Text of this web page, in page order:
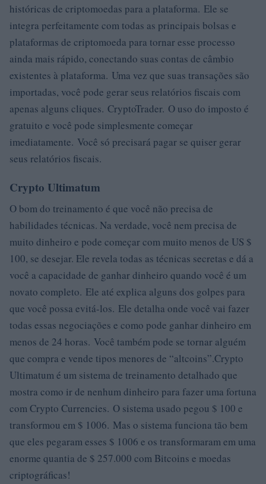
históricas de criptomoedas para a plataforma. Ele se
integra perfeitamente com todas as principais bolsas e
plataformas de criptomoeda para tornar esse processo
ainda mais rápido, conectando suas contas de câmbio
existentes à plataforma. Uma vez que suas transações são
importadas, você pode gerar seus relatórios fiscais com
apenas alguns cliques. CryptoTrader. O uso do imposto é
gratuito e você pode simplesmente começar
imediatamente. Você só precisará pagar se quiser gerar
seus relatórios fiscais.
Crypto Ultimatum
O bom do treinamento é que você não precisa de
habilidades técnicas. Na verdade, você nem precisa de
muito dinheiro e pode começar com muito menos de US $
100, se desejar. Ele revela todas as técnicas secretas e dá a
você a capacidade de ganhar dinheiro quando você é um
novato completo. Ele até explica alguns dos golpes para
que você possa evitá-los. Ele detalha onde você vai fazer
todas essas negociações e como pode ganhar dinheiro em
menos de 24 horas. Você também pode se tornar alguém
que compra e vende tipos menores de “altcoins”.Crypto
Ultimatum é um sistema de treinamento detalhado que
mostra como ir de nenhum dinheiro para fazer uma fortuna
com Crypto Currencies. O sistema usado pegou $ 100 e
transformou em $ 1006. Mas o sistema funciona tão bem
que eles pegaram esses $ 1006 e os transformaram em uma
enorme quantia de $ 257.000 com Bitcoins e moedas
criptográficas!